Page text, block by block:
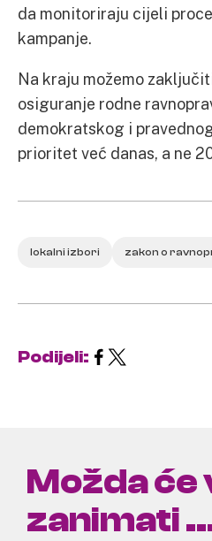
da monitoriraju cijeli
kampanje.
Na kraju možemo
osiguranje rodne
demokratskog i
prioritet već danas, a ne
lokalni izbori zakon o
Podijeli:
Možda će
zanimati